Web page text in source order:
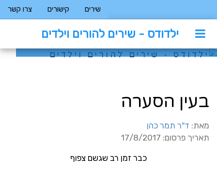
שירים קישורים צרו קשר
ילדודס - שירים להורים וילדים
שירים להורים וילדים
בעין הסערה
מאת: ד"ר תמר כהן
תאריך פרסום: 17/8/2017
כבר זמן רב שגשם צפוף